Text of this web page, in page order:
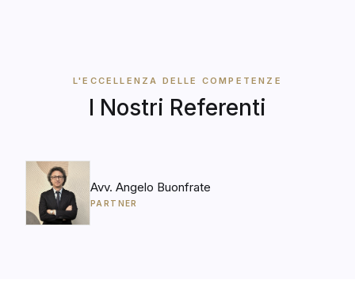
L'ECCELLENZA DELLE COMPETENZE
I Nostri Referenti
Avv. Angelo Buonfrate
PARTNER